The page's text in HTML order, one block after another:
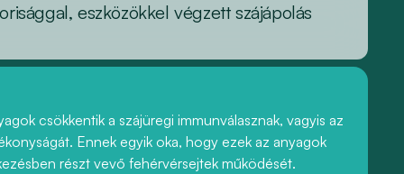
eszközökkel végzett szájápolás
csökkentik a szájüregi immunválasznak, vagyis az
Ennek egyik oka, hogy ezek az anyagok
részt vevő fehérvérsejtek működését.